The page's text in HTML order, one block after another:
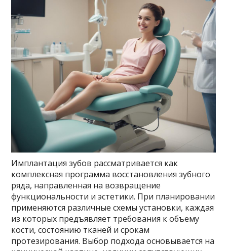
Имплантация зубов рассматривается как
комплексная программа восстановления зубного
ряда, направленная на возвращение
функциональности и эстетики. При планировании
применяются различные схемы установки, каждая
из которых предъявляет требования к объему
кости, состоянию тканей и срокам
протезирования. Выбор подхода основывается на